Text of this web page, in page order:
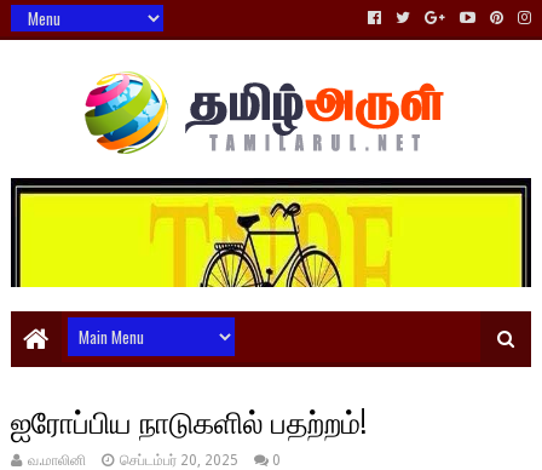
ஐரோப்பிய நாடுகளில் பதற்றம்!
வ.மாலினி செப்டம்பர் 20, 2025 0